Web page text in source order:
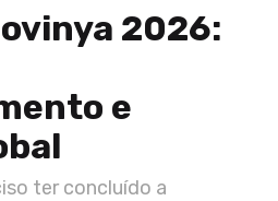
2026:
e
ter concluído a